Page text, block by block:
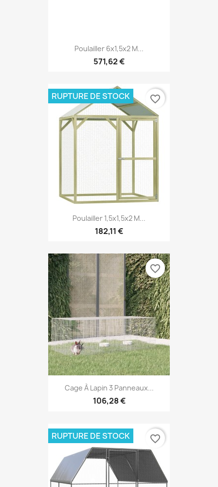
Poulailler 6x1,5x2 M...
571,62 €
Poulailler 1,5x1,5x2 M...
182,11 €
RUPTURE DE STOCK favorite_border
Cage À Lapin 3 Panneaux...
106,28 €
favorite_border
RUPTURE DE STOCK favorite_border